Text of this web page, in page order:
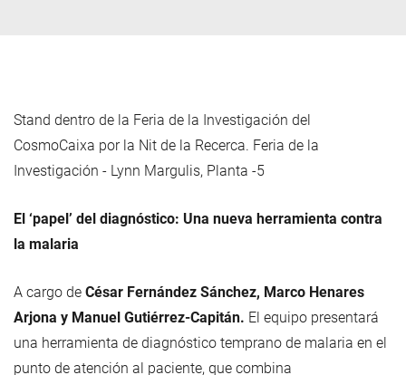
Stand dentro de la Feria de la Investigación del
CosmoCaixa por la Nit de la Recerca. Feria de la
Investigación - Lynn Margulis, Planta -5
El ‘papel’ del diagnóstico: Una nueva herramienta contra
la malaria
A cargo de César Fernández Sánchez, Marco Henares
Arjona y Manuel Gutiérrez-Capitán. El equipo presentará
una herramienta de diagnóstico temprano de malaria en el
punto de atención al paciente, que combina